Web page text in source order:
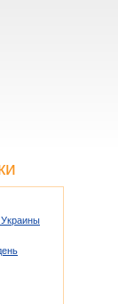
Украины